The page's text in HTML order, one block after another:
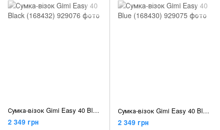
Сумка-візок Gimi Easy 40 Black (168432)
2 349 грн
Сумка-візок Gimi Easy 40 Blue (168430)
2 349 грн